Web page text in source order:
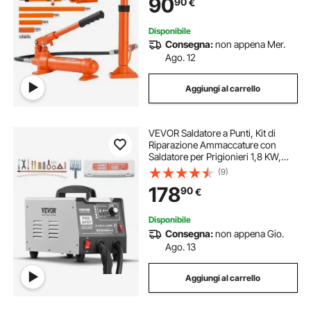
Q235B Anello di Tenuta TPU
90
Disponibile
Consegna:non appena Mer.
Ago. 12
Aggiungi al carrello
VEVOR Saldatore a Punti, Kit di
Riparazione Ammaccature con
Saldatore per Prigionieri 1,8 KW,
con Saldatura a Punti Potenza
Regolabile e 7 Modalità, Estrattore
per Ammaccature, per Auto
Camion
(9)
17890€
Disponibile
Consegna:non appena Gio.
Ago. 13
Aggiungi al carrello